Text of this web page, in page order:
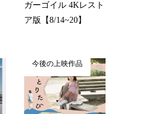
ガーゴイル 4Kレスト
ア版【8/14~20】
今後の上映作品